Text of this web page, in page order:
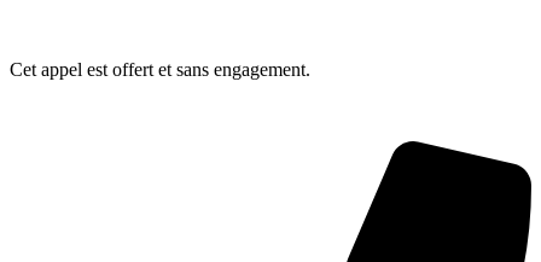
Cet appel est offert et sans engagement.